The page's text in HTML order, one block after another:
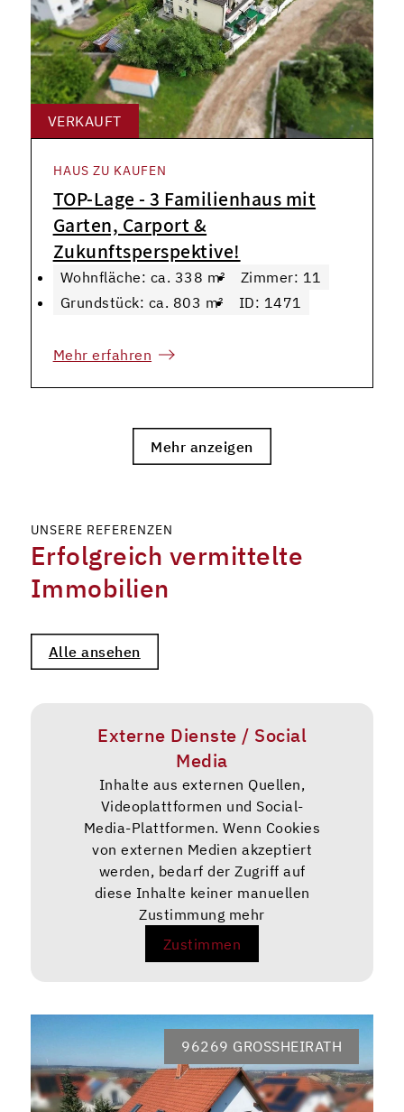
VERKAUFT
HAUS ZU KAUFEN
TOP-Lage - 3 Familienhaus mit
Garten, Carport &
Zukunftsperspektive!
Wohnfläche: ca. 338 m²
Zimmer: 11
Grundstück: ca. 803 m²
ID: 1471
Mehr erfahren
Mehr anzeigen
UNSERE REFERENZEN
Erfolgreich vermittelte
Immobilien
Alle ansehen
96269 GROSSHEIRATH
Externe Dienste / Social
Media
Inhalte aus externen Quellen,
Videoplattformen und Social-
Media-Plattformen. Wenn Cookies
von externen Medien akzeptiert
werden, bedarf der Zugriff auf
diese Inhalte keiner manuellen
Zustimmung mehr
Zustimmen